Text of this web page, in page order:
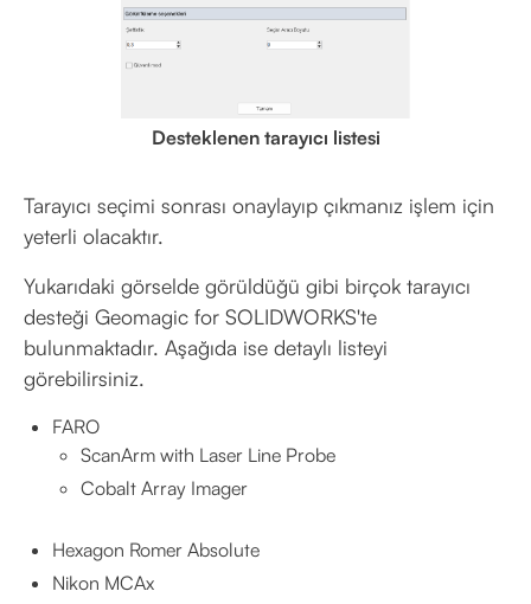
Desteklenen tarayıcı listesi
Tarayıcı seçimi sonrası onaylayıp çıkmanız işlem için
yeterli olacaktır.
Yukarıdaki görselde görüldüğü gibi birçok tarayıcı
desteği Geomagic for SOLIDWORKS'te
bulunmaktadır. Aşağıda ise detaylı listeyi
görebilirsiniz.
FARO
ScanArm with Laser Line Probe
Cobalt Array Imager
Hexagon Romer Absolute
Nikon MCAx